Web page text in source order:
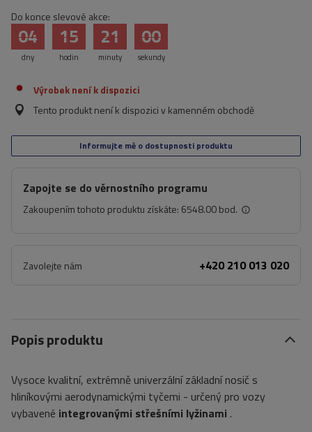
Do konce slevové akce:
dny
04
hodin
15
minuty
20
sekundy
59
Výrobek není k dispozici
Tento produkt není k dispozici v kamenném obchodě
Informujte mě o dostupnosti produktu
Zapojte se do věrnostního programu
Zakoupením tohoto produktu získáte: 6548.00 bod.
Zavolejte nám +420 210 013 020
Popis produktu
Vysoce kvalitní, extrémně univerzální základní nosič s
hliníkovými aerodynamickými tyčemi - určený pro vozy
vybavené integrovanými střešními lyžinami .